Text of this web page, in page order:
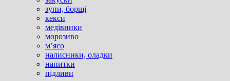
зупи, борщі
кекси
медівники
морозиво
м’ясо
налисники, оладки
напитки
підливи